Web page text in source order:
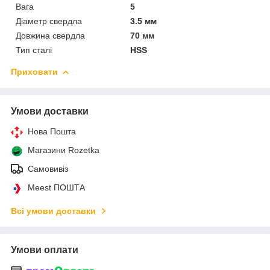
Вага
5
Діаметр свердла
3.5 мм
Довжина свердла
70 мм
Тип сталі
HSS
Приховати
Умови доставки
Нова Пошта
Магазини Rozetka
Самовивіз
Meest ПОШТА
Всі умови доставки
Умови оплати